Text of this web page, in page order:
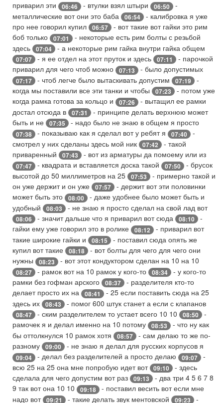
приварил эти 06:46 - втулки взял штыри 06:50
-
металлические вот они это баба
06:54
- калибровка я уже
про нее говорил купил
06:57
- вот такие вот гайки это рим
боб только
07:01
- некоторые есть рим болты с резьбой
здесь
07:04 - а некоторые рим гайка внутри гайка общем
07:07 - я ее отдел на этот пруток и здесь 07:11
- парочкой
приварил для чего чтоб можно
07:13 - было допустимых
07:17 - чтоб легче было вытаскивать допустим 07:19
-
когда мы поставили все эти танки и чтобы
07:23
- потом уже
когда рамка готова за кольцо и
07:26
- вытащил ее рамки
достал отсюда в
07:31
- принципе делать верхнюю может
быть и не
07:35 - надо было не знаю в общем я просто
07:38 - показываю как я сделал вот у ребят я 07:40
-
смотрел у них сделаны здесь мой ник
07:42
- такой
приваренный
07:43 - вот из арматуры да помоему или из
07:47 - квадрата и вставляется доска такой 07:50
- брусок
высотой до 50 миллиметров на 25
07:53
- примерно такой и
он уже держит и он уже
07:57
- держит вот эти половинки
может быть это
08:00
- даже удобнее было может быть и
удобный
08:03 - не знаю я просто сделал на свой лад вот
08:06 - значит дальше что я приварил вот сюда 08:10
-
гайки ему уже говорил это в ролике
08:12
- приварил вот
такие широкие гайки и
08:15
- поставил сюда опять же
купил вот такие
08:18
- вот болты для чего для чего они
нужны
08:23 - вот этот кондуктором сделан на 10 на 10
08:27 - рамок вот на 10 рамок у кого-то 08:34
- у кого-то
рамки без гофман арского
08:37
- разделителя кто-то
делает просто их на
08:41
- 25 если поставить сюда на 25
здесь их
08:43 - помог 600 штук станет а если с клапанов
08:47 - ским разделителем то устает всего 10 10 08:50
-
рамочек я и делал именно на 10 потому
08:53
- что ну как
бы оттолкнулся 10 рамок хотя
08:57
- сам делаю то же по-
разному
09:00 - не знаю я делал для русских корпусов я
09:04 - делал без разделителей а просто делаю 09:07
-
всю 25 на 25 она мне попробую идет вот 09:10
- здесь
сделала для чего допустим вот раз
09:13
- два три 4 5 6 7 8
9 так вот она 10 10
09:18
- поставил весить вот если мне
надо вот 09:21 - такие делать звук ментовской 09:23
-